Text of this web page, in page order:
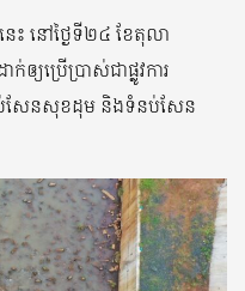
ះ នៅថ្ងៃទី២៤ ខែតុលា
យប្រើប្រាស់ជាផ្លូវការ
ប់សែនសុខដុម និងទំនប់សែន